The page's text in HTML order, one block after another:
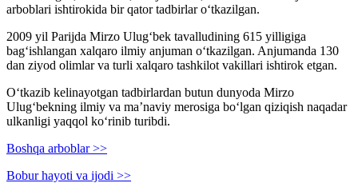
arboblari ishtirokida bir qator tadbirlar o‘tkazilgan.
2009 yil Parijda Mirzo Ulug‘bek tavalludining 615 yilligiga
bag‘ishlangan xalqaro ilmiy anjuman o‘tkazilgan. Anjumanda 130
dan ziyod olimlar va turli xalqaro tashkilot vakillari ishtirok etgan.
O‘tkazib kelinayotgan tadbirlardan butun dunyoda Mirzo
Ulug‘bekning ilmiy va ma’naviy merosiga bo‘lgan qiziqish naqadar
ulkanligi yaqqol ko‘rinib turibdi.
Boshqa arboblar >>
Bobur hayoti va ijodi >>